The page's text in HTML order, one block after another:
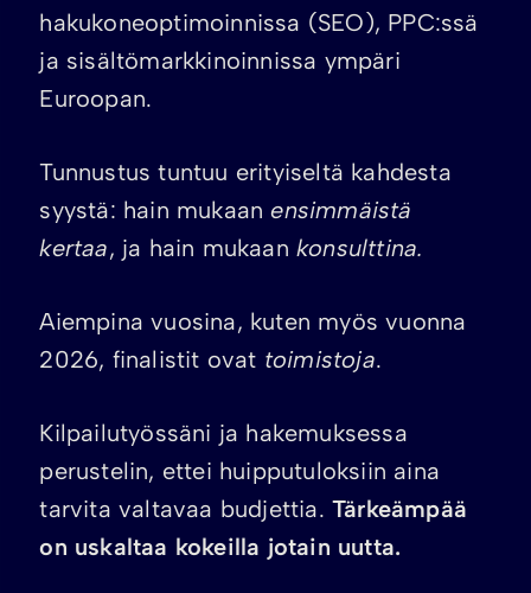
hakukoneoptimoinnissa (SEO), PPC:ssä
ja sisältömarkkinoinnissa ympäri
Euroopan.
Tunnustus tuntuu erityiseltä kahdesta
syystä: hain mukaanensimmäistä
kertaa, ja hain mukaan konsulttina.
Aiempina vuosina, kuten myös vuonna
2026, finalistit ovat toimistoja.
Kilpailutyössäni ja hakemuksessa
perustelin, ettei huipputuloksiin aina
tarvita valtavaa budjettia. Tärkeämpää
on uskaltaa kokeilla jotain uutta.